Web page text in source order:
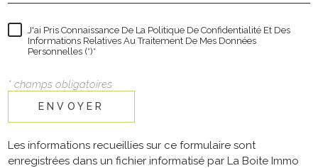
J'ai Pris Connaissance De La Politique De Confidentialité Et Des
Informations Relatives Au Traitement De Mes Données
Personnelles (*)*
* champs obligatoires
ENVOYER
Les informations recueillies sur ce formulaire sont
enregistrées dans un fichier informatisé par La Boite Immo